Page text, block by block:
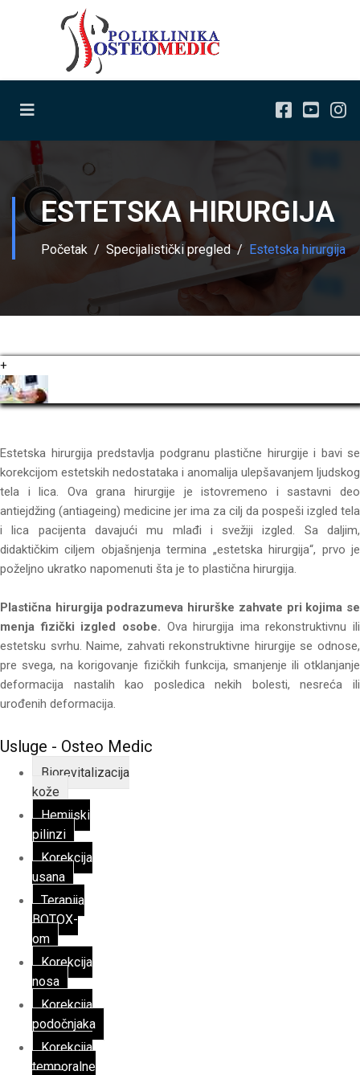
ESTETSKA HIRURGIJA
Početak Specijalistički pregled Estetska hirurgija
+
Estetska hirurgija predstavlja podgranu plastične hirurgije i bavi se
korekcijom estetskih nedostataka i anomalija ulepšavanjem ljudskog
tela i lica. Ova grana hirurgije je istovremeno i sastavni deo
antiejdžing (antiageing) medicine jer ima za cilj da pospeši izgled tela
i lica pacijenta davajući mu mlađi i svežiji izgled. Sa daljim,
didaktičkim ciljem objašnjenja termina „estetska hirurgija“, prvo je
poželjno ukratko napomenuti šta je to plastična hirurgija.
Plastična hirurgija podrazumeva hirurške zahvate pri kojima se
menja fizički izgled osobe. Ova hirurgija ima rekonstruktivnu ili
estetsku svrhu. Naime, zahvati rekonstruktivne hirurgije se odnose,
pre svega, na korigovanje fizičkih funkcija, smanjenje ili otklanjanje
deformacija nastalih kao posledica nekih bolesti, nesreća ili
urođenih deformacija.
Usluge - Osteo Medic
Biorevitalizacija
kože
Hemijski
pilinzi
Korekcija
usana
Terapija
BOTOX-
om
Korekcija
nosa
Korekcija
podočnjaka
Korekcija
temporalne